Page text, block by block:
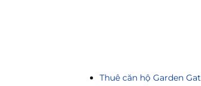
Thuê căn hộ Garden